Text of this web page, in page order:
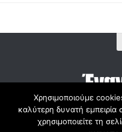
Copyright ©
Χρησιμοποιούμε
καλύτερη δυνατή
χρησιμοποιείτε τη